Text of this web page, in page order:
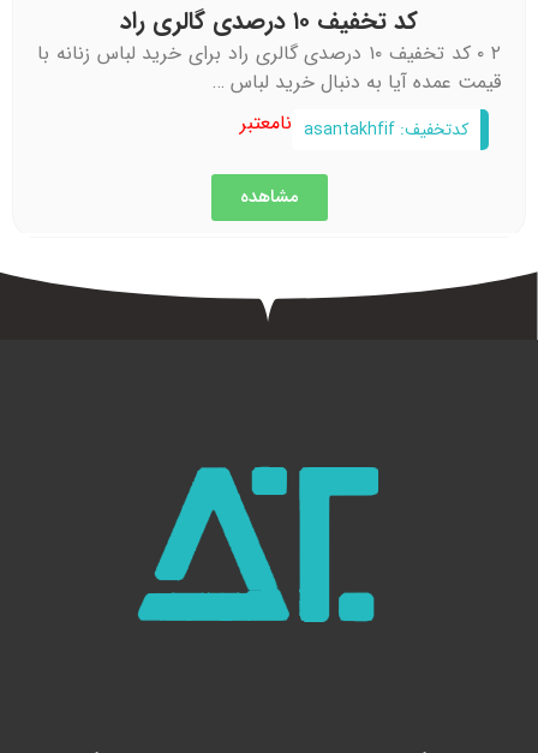
کد تخفیف ۱۰ درصدی گالری راد
۲ ۰ کد تخفیف ۱۰ درصدی گالری راد برای خرید لباس زنانه با
قیمت عمده آیا به دنبال خرید لباس …
کدتخفیف: asantakhfif نامعتبر
مشاهده